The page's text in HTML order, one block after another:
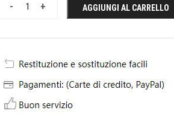
+
- AGGIUNGI AL CARRELLO